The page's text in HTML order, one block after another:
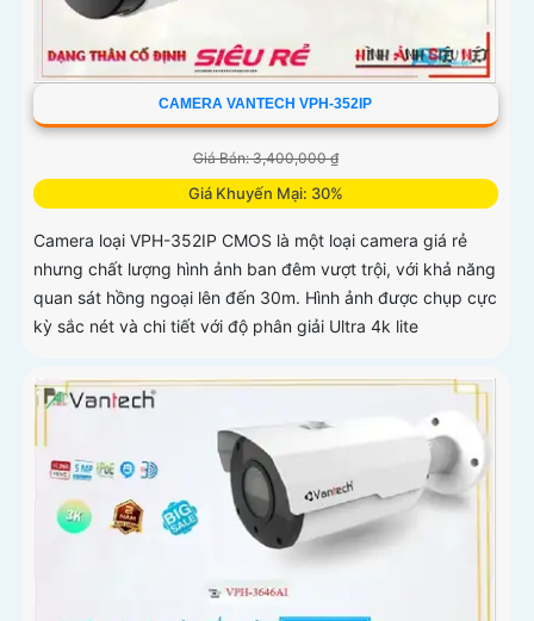
CAMERA VANTECH VPH-352IP
Giá Bán: 3,400,000 ₫
Giá Khuyến Mại: 30%
Camera loại VPH-352IP CMOS là một loại camera giá rẻ
nhưng chất lượng hình ảnh ban đêm vượt trội, với khả năng
quan sát hồng ngoại lên đến 30m. Hình ảnh được chụp cực
kỳ sắc nét và chi tiết với độ phân giải Ultra 4k lite